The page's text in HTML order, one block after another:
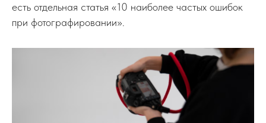
есть отдельная статья «10 наиболее частых ошибок
при фотографировании».